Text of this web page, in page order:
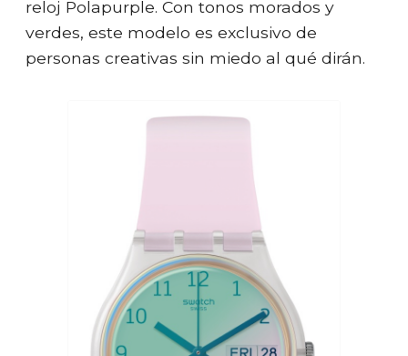
reloj Polapurple. Con tonos morados y
verdes, este modelo es exclusivo de
personas creativas sin miedo al qué dirán.